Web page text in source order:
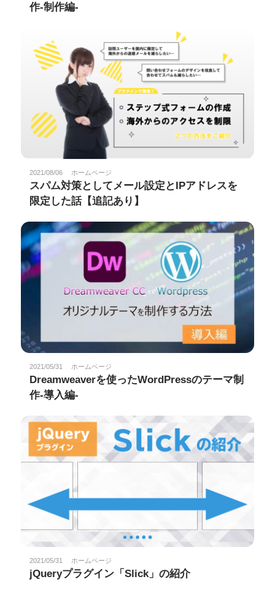
作-制作編-
2021/08/06 ホームページ
スパム対策としてメール設定とIPアドレスを
限定した話【追記あり】
2021/05/31 ホームページ
Dreamweaverを使ったWordPressのテーマ制
作-導入編-
2021/05/31 ホームページ
jQueryプラグイン「Slick」の紹介